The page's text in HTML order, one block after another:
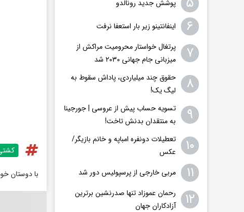
با دوستان
پوشش جدید رونالدو
۶ اینفانتینو زیر بار استعفا نرفت
۷
پرتغال خواستار محرومیت مراکش از
میزبانی جام جهانی ۲۰۳۰ شد
۸
حقوق چند میلیاردی، پاداش سقوط به
لیگ یک!
۹
تسویه حساب پیش از عروسی | جورجینا
به منتقدان بدنش تاخت!
۱۰
تعطیلات دونفره امباپه و خانم بازیگر/
عکس
۱۱ مربی خارجی از پرسپولیس دور شد
۱۲
رحمان عموزاد تنها صدرنشین برترین
آزادکاران جهان